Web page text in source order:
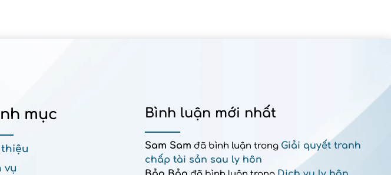
mục
thiệu
vụ
Bình luận mới nhất
Sam Sam đã bình luận trong Giải quyết tranh
chấp tài sản sau ly hôn